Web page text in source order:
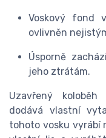
Voskový fond
ovlivněn
Úsporně
jeho ztrátám.
Uzavřený
dodává vlastní
tohoto vosku vyrábí